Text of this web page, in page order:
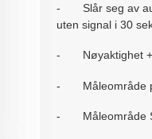
-
Slår seg av
uten signal i 30
- Nøyaktighet
- Måleområde
- Måleområde